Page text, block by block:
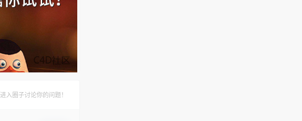
进入圈子讨论你的问题！